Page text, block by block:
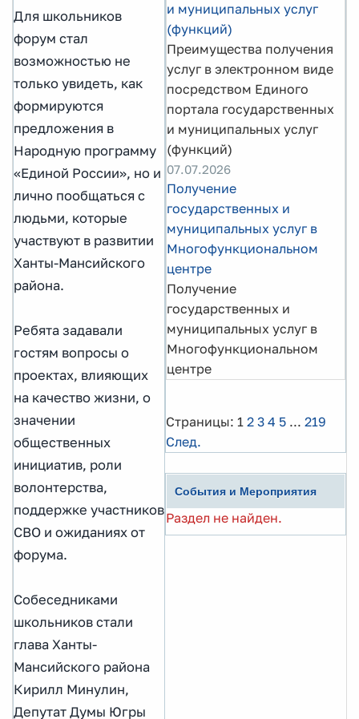
Для школьников
форум стал
возможностью не
только увидеть, как
формируются
предложения в
Народную программу
«Единой России», но и
лично пообщаться с
людьми, которые
участвуют в развитии
Ханты-Мансийского
района.
Ребята задавали
гостям вопросы о
проектах, влияющих
на качество жизни, о
значении
общественных
инициатив, роли
волонтерства,
поддержке участников
СВО и ожиданиях от
форума.
Собеседниками
школьников стали
глава Ханты-
Мансийского района
Кирилл Минулин,
Депутат Думы Югры
и муниципальных услуг
(функций)
Преимущества получения
услуг в электронном виде
посредством Единого
портала государственных
и муниципальных услуг
(функций)
07.07.2026
Получение
государственных и
муниципальных услуг в
Многофункциональном
центре
Получение
государственных и
муниципальных услуг в
Многофункциональном
центре
Страницы: 1 2 3 4 5 ... 219
След.
События и Мероприятия
Раздел не найден.